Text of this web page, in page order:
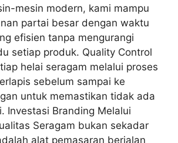
mesin modern, kami mampu
partai besar dengan waktu
efisien tanpa mengurangi
setiap produk. Quality Control
helai seragam melalui proses
sebelum sampai ke
untuk memastikan tidak ada
Investasi Branding Melalui
Seragam bukan sekadar
alat pemasaran berjalan